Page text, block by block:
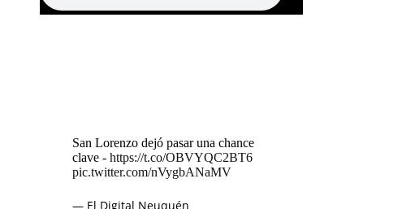
San Lorenzo dejó pasar una chance
clave - https://t.co/OBVYQC2BT6
pic.twitter.com/nVygbANaMV
— El Digital Neuquén